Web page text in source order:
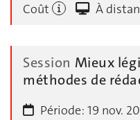
Coût
À
Session Mieux
méthodes de
Période: 19 nov.